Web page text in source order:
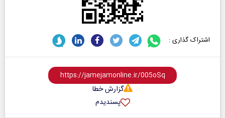
اشتراک گذاری :
گزارش خطا
پسندیدم